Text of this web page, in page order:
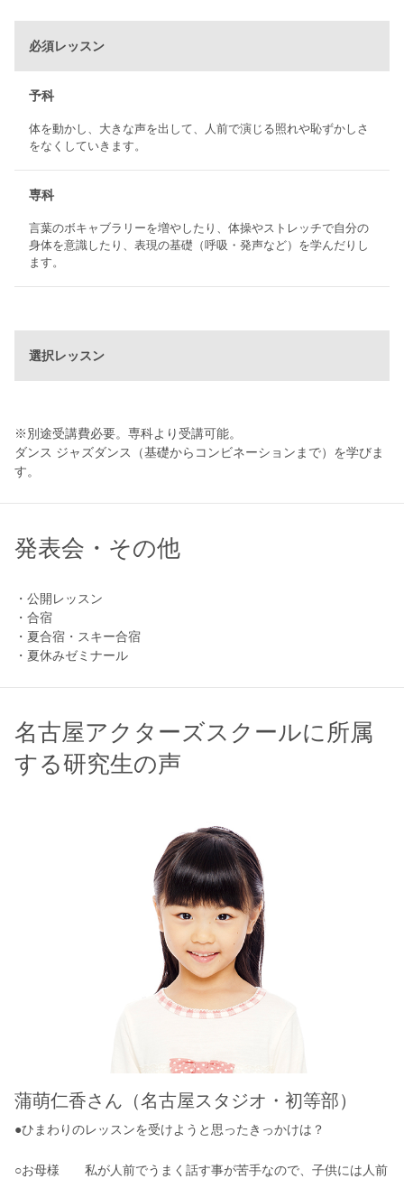
必須レッスン
予科
体を動かし、大きな声を出して、人前で演じる照れや恥ずかしさ
をなくしていきます。
専科
言葉のボキャブラリーを増やしたり、体操やストレッチで自分の
身体を意識したり、表現の基礎（呼吸・発声など）を学んだりし
ます。
選択レッスン
※別途受講費必要。専科より受講可能。
ダンス ジャズダンス（基礎からコンビネーションまで）を学びま
す。
発表会・その他
・公開レッスン
・合宿
・夏合宿・スキー合宿
・夏休みゼミナール
名古屋アクターズスクールに所属
する研究生の声
蒲萌仁香さん（名古屋スタジオ・初等部）
●ひまわりのレッスンを受けようと思ったきっかけは？
○お母様 私が人前でうまく話す事が苦手なので、子供には人前